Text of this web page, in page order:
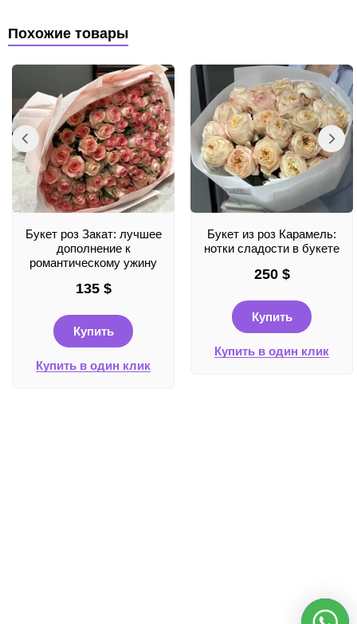
Похожие товары
Букет роз Закат: лучшее
дополнение к
романтическому ужину
135 $
Купить
Купить в один клик
Букет из роз Карамель:
нотки сладости в букете
250 $
Купить
Купить в один клик